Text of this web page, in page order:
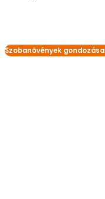
Szobanövények gondozása